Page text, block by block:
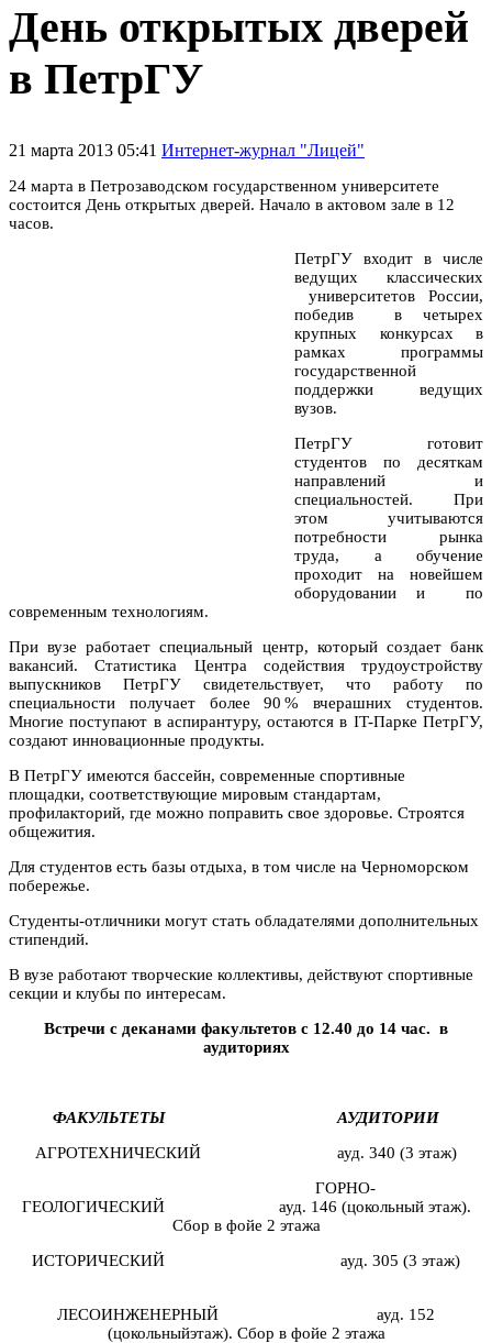
День открытых дверей
в ПетрГУ
21 марта 2013 05:41 Интернет-журнал "Лицей"
24 марта в Петрозаводском государственном университете
состоится День открытых дверей. Начало в актовом зале в 12
часов.
ПетрГУ входит в числе
ведущих классических
университетов России,
победив в четырех
крупных конкурсах в
рамках программы
государственной
поддержки ведущих
вузов.
ПетрГУ готовит
студентов по десяткам
направлений и
специальностей. При
этом учитываются
потребности рынка
труда, а обучение
проходит на новейшем
оборудовании и по
современным технологиям.
При вузе работает специальный центр, который создает банк
вакансий. Статистика Центра содействия трудоустройству
выпускников ПетрГУ свидетельствует, что работу по
специальности получает более 90 % вчерашних студентов.
Многие поступают в аспирантуру, остаются в IT-Парке ПетрГУ,
создают инновационные продукты.
В ПетрГУ имеются бассейн, современные спортивные
площадки, соответствующие мировым стандартам,
профилакторий, где можно поправить свое здоровье. Строятся
общежития.
Для студентов есть базы отдыха, в том числе на Черноморском
побережье.
Студенты-отличники могут стать обладателями дополнительных
стипендий.
В вузе работают творческие коллективы, действуют спортивные
секции и клубы по интересам.
Встречи с деканами факультетов с 12.40 до 14 час. в
аудиториях
ФАКУЛЬТЕТЫ АУДИТОРИИ
АГРОТЕХНИЧЕСКИЙ ауд. 340 (3 этаж)
ГОРНО-
ГЕОЛОГИЧЕСКИЙ ауд. 146 (цокольный этаж).
Сбор в фойе 2 этажа
ИСТОРИЧЕСКИЙ ауд. 305 (3 этаж)
ЛЕСОИНЖЕНЕРНЫЙ ауд. 152
(цокольныйэтаж). Сбор в фойе 2 этажа